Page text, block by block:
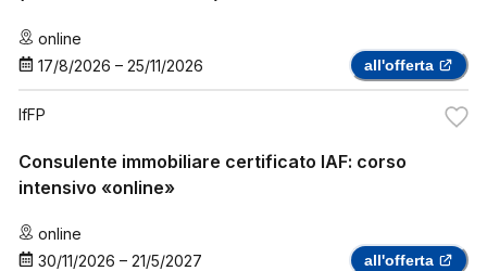
online
17/8/2026 – 25/11/2026 all'offerta
IfFP
Consulente immobiliare certificato IAF: corso
intensivo «online»
online
30/11/2026 – 21/5/2027 all'offerta